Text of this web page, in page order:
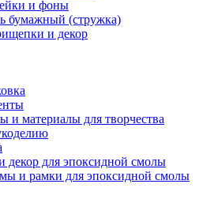
и фоны
бумажный (стружка)
и декор
и материалы для творчества
декор для эпоксидной смолы
и рамки для эпоксидной смолы